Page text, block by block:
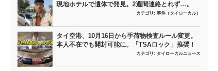
現地ホテルで遺体で発見。2週間連絡とれず…。
カテゴリ: 事件（タイローカル）
タイ空港、10月16日から手荷物検査ルール変更。
本人不在でも開封可能に。「TSAロック」推奨！
カテゴリ: タイローカルニュース